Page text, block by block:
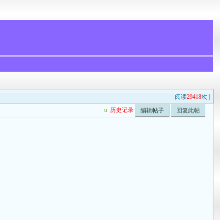
阅读29418次 |
u 历史记录 编辑帖子 回复此帖